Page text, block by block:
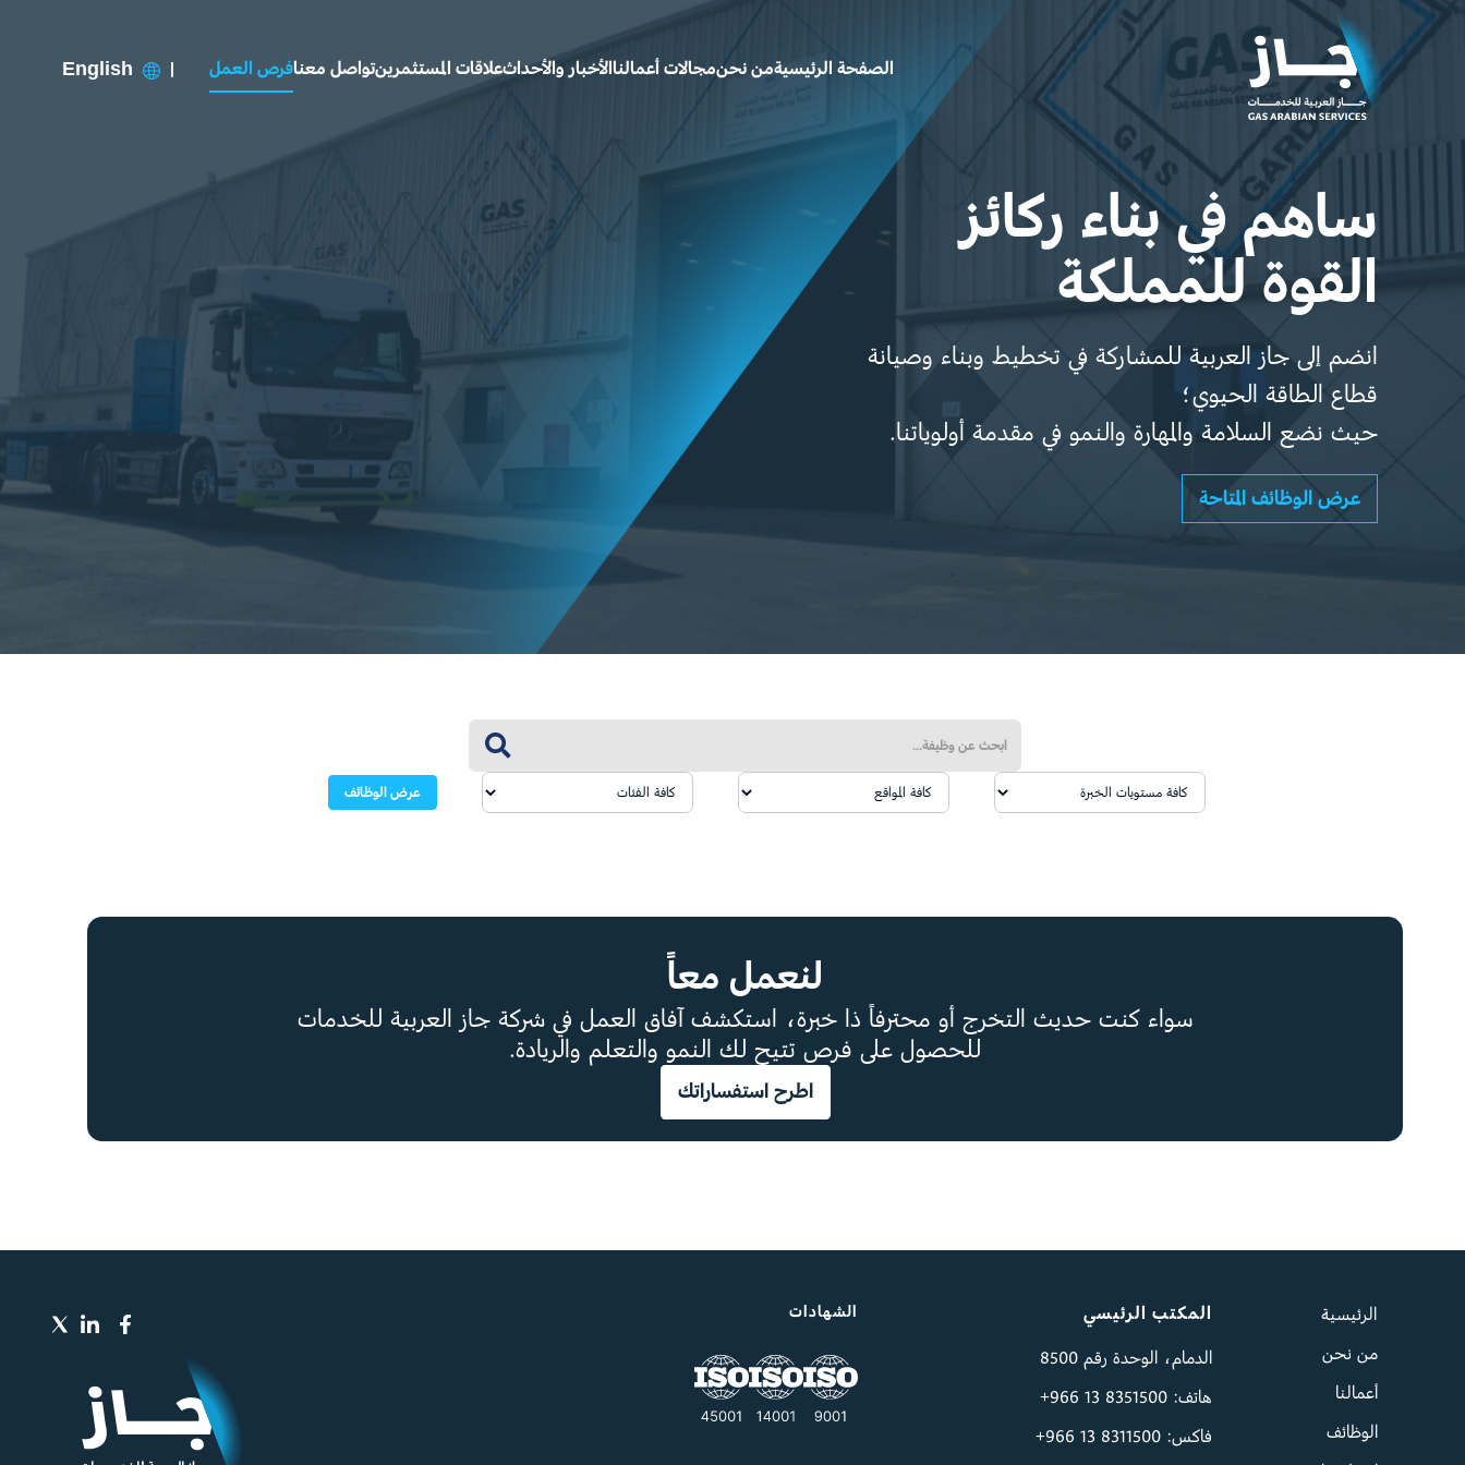
الصفحة الرئيسيةمن نحنمجالات أعمالناالأخبار والأحداثعلاقات المستثمرينتواصل معنافرص العمل
ساهم في بناء ركائز
القوة للمملكة
انضم إلى جاز العربية للمشاركة في تخطيط وبناء وصيانة
قطاع الطاقة الحيوي؛
حيث نضع السلامة والمهارة والنمو في مقدمة أولوياتنا.
عرض الوظائف المتاحة
عرض الوظائف
لنعمل معاً
سواء كنت حديث التخرج أو محترفاً ذا خبرة، استكشف آفاق العمل في شركة جاز العربية للخدمات
للحصول على فرص تتيح لك النمو والتعلم والريادة.
اطرح استفساراتك
الرئيسية
من نحن
أعمالنا
الوظائف
المكتب الرئيسي
الدمام، الوحدة رقم 8500
هاتف: ‪+966 13 8351500‬
فاكس: ‪+966 13 8311500‬
الشهادات